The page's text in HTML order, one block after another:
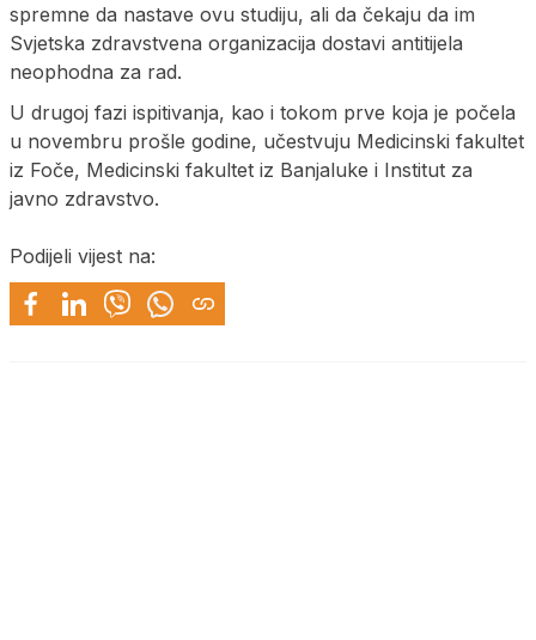
spremne da nastave ovu studiju, ali da čekaju da im
Svjetska zdravstvena organizacija dostavi antitijela
neophodna za rad.
U drugoj fazi ispitivanja, kao i tokom prve koja je počela
u novembru prošle godine, učestvuju Medicinski fakultet
iz Foče, Medicinski fakultet iz Banjaluke i Institut za
javno zdravstvo.
Podijeli vijest na: